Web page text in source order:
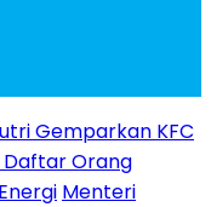
Gemparkan KFC
Daftar Orang
Menteri